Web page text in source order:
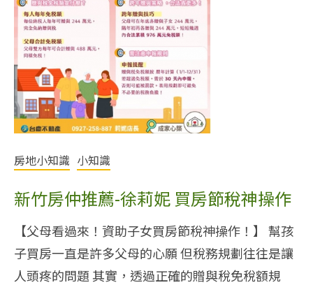
房地小知識 小知識
新竹房仲推薦-徐莉妮 買房節稅神操作
【父母看過來！資助子女買房節稅神操作！】 幫孩
子買房一直是許多父母的心願 但稅務規劃往往是讓
人頭疼的問題 其實，透過正確的贈與稅免稅額規